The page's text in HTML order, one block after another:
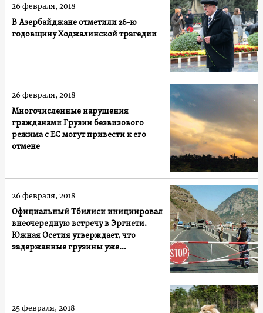
В Азербайджане отметили 26-ю
годовщину Ходжалинской трагедии
26 февраля, 2018
Многочисленные нарушения
гражданами Грузии безвизового
режима с ЕС могут привести к его
отмене
26 февраля, 2018
Официальный Тбилиси инициировал
внеочередную встречу в Эргнети.
Южная Осетия утверждает, что
задержанные грузины уже
26 февраля, 2018
25 февраля, 2018